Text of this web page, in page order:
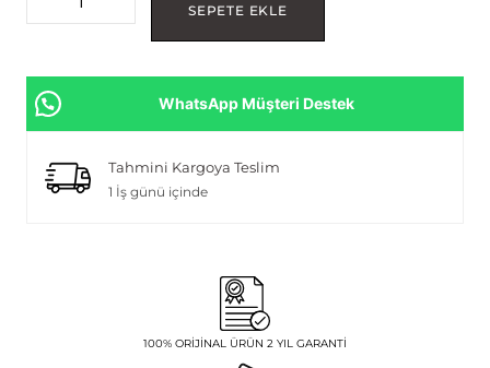
SEPETE EKLE
WhatsApp Müşteri Destek
Tahmini Kargoya Teslim
1 İş günü içinde
100% ORIJINAL ÜRÜN 2 YIL GARANTI